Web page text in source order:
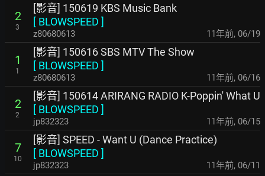
2
3
[影音] 150619 KBS Music Bank
[ BLOWSPEED ]
z80680613 11年前, 06/19
1
1
[影音] 150616 SBS MTV The Show
[ BLOWSPEED ]
z80680613 11年前, 06/16
2
2
[影音] 150614 ARIRANG RADIO K-Poppin' What U
[ BLOWSPEED ]
jp832323 11年前, 06/15
7
10
[影音] SPEED - Want U (Dance Practice)
[ BLOWSPEED ]
jp832323 11年前, 06/11